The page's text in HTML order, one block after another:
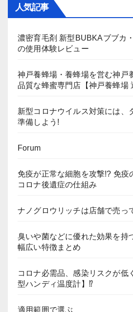
人気記事
濃密育毛剤 新型BUBKAブブカ
の使用体験レビュー
神戸養蜂場・養蜂場を営む神戸
品質な蜂蜜専門店【神戸養蜂場
新型コロナウイルス対策には、
準備しよう!
Forum
免疫が正常な細胞を攻撃!? 免疫
コロナ後遺症の仕組み
ナノグロウリッチは店舗で売っ
臭いや菌などに優れた効果を持
幅広い特徴まとめ
コロナ必需品、感染リスクが低
型ハンディ温度計】⁉
適用範囲で選ぶ